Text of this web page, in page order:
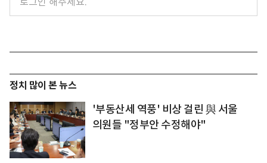
정치 많이 본 뉴스
'부동산세 역풍' 비상 걸린 與 서울
의원들 "정부안 수정해야"